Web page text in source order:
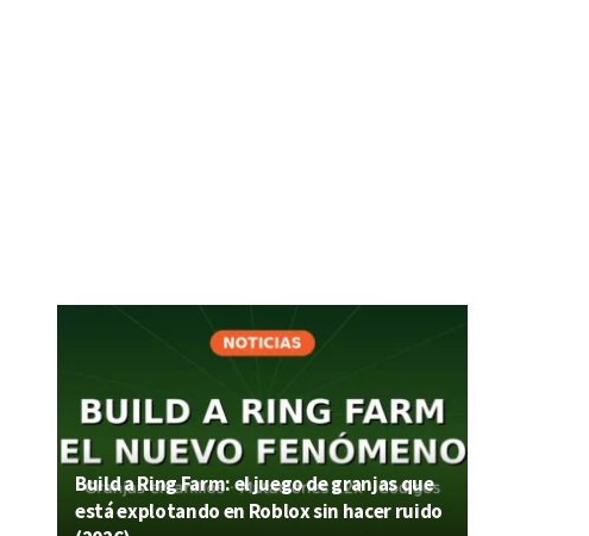
Build a Ring Farm: el juego de granjas que
está explotando en Roblox sin hacer ruido